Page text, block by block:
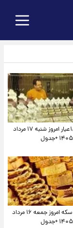
قیمت طلا ۱۸عیار امروز شنبه ۱۷ مرداد
۱۴۰۵ +جدول
قیمت طلا و سکه امروز جمعه ۱۶ مرداد
۱۴۰۵ +جدول